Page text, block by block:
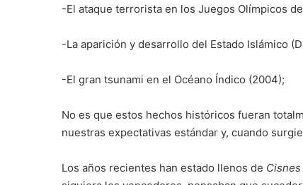
-El ataque terrorista en los Juegos Olímpicos
-La aparición y desarrollo del Estado Islámico
-El gran tsunami en el Océano Índico (2004);
No es que estos hechos históricos fueran
nuestras expectativas estándar y, cuando
Los años recientes han estado llenos de